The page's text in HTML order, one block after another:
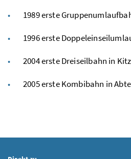
1989 erste
1996 erste
2004 erste Dreiseilbahn in
2005 erste Kombibahn in